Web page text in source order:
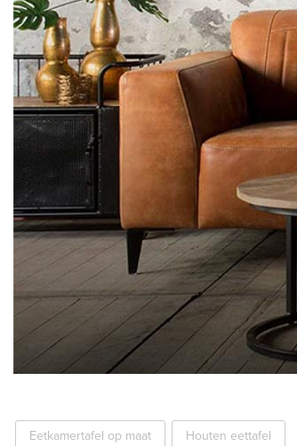
Eetkamertafel op maat Houten eettafel